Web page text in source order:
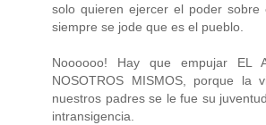
solo quieren ejercer el poder
siempre se jode que es el pueblo.
Noooooo! Hay que empujar EL
NOSOTROS MISMOS, porque
nuestros padres se le fue su
intransigencia.